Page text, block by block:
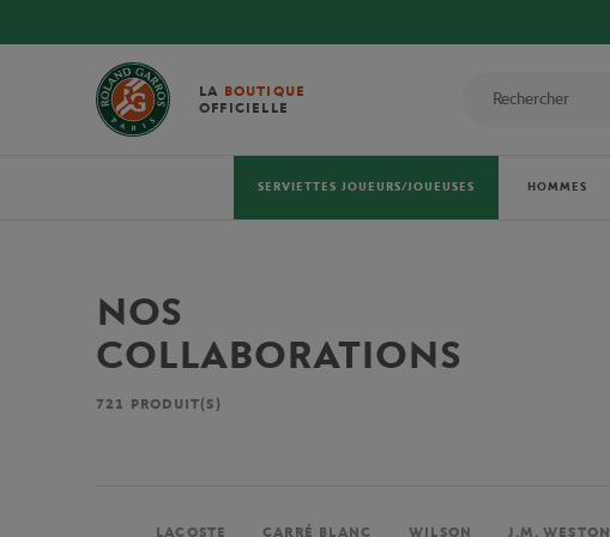
LA BOUTIQUE
OFFICIELLE
SERVIETTES JOUEURS/JOUEUSES HOMMES
NOS
COLLABORATIONS
721 PRODUIT(S)
LACOSTE CARRÉ BLANC WILSON J.M. WESTON